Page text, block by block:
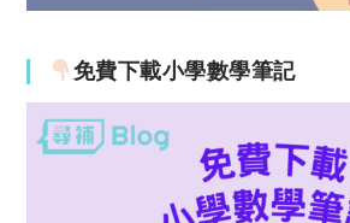
免費下載小學數學筆記